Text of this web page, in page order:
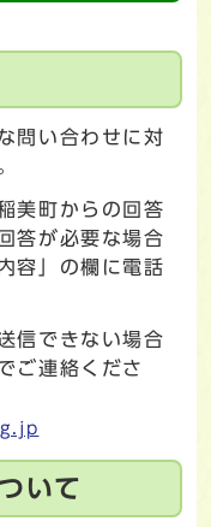
問い合わせに対
美町からの回答
答が必要な場合
容」の欄に電話
信できない場合
ご連絡くださ
いて